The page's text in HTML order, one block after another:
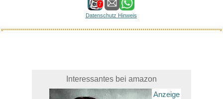
7
Datenschutz Hinweis
Interessantes bei amazon
Anzeige